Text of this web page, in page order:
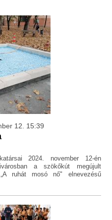
12. 15:39
2024. november 12-én
a szökőkút megújult
ruhát mosó nő" elnevezésű